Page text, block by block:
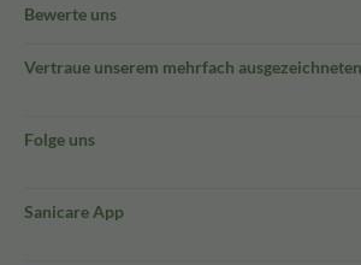
Bewerte uns
Vertraue unserem mehrfach
Folge uns
Sanicare App